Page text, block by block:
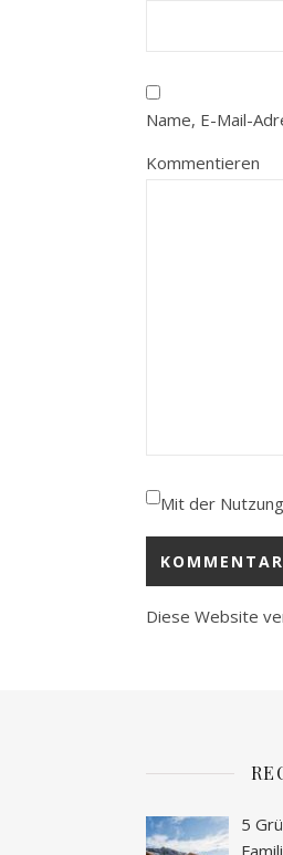
Name, E-Mail-
Kommentieren
Mit der
Diese Website
5